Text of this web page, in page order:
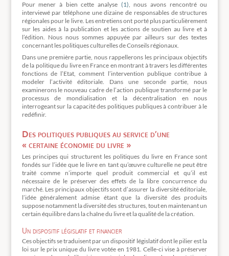
Pour mener à bien cette analyse (1), nous avons rencontré ou
interviewé par téléphone une dizaine de responsables de structures
régionales pour le livre. Les entretiens ont porté plus particulièrement
sur les aides à la publication et les actions de soutien au livre et à
l’édition. Nous nous sommes appuyée par ailleurs sur des textes
concernant les politiques culturelles de Conseils régionaux.
Dans une première partie, nous rappellerons les principaux objectifs
de la politique du livre en France en montrant à travers les différentes
fonctions de l’Etat, comment l’intervention publique contribue à
modeler l’activité éditoriale. Dans une seconde partie, nous
examinerons le nouveau cadre de l’action publique transformé par le
processus de mondialisation et la décentralisation en nous
interrogeant sur la capacité des politiques publiques à contribuer à le
redéfinir.
Des politiques publiques au service d’une
« certaine économie du livre »
Les principes qui structurent les politiques du livre en France sont
fondés sur l’idée que le livre en tant qu’œuvre culturelle ne peut être
traité comme n’importe quel produit commercial et qu’il est
nécessaire de le préserver des effets de la libre concurrence du
marché. Les principaux objectifs sont d’assurer la diversité éditoriale,
l’idée généralement admise étant que la diversité des produits
suppose notamment la diversité des structures, tout en maintenant un
certain équilibre dans la chaîne du livre et la qualité de la création.
Un dispositif législatif et financier
Ces objectifs se traduisent par un dispositif législatif dont le pilier est la
loi sur le prix unique du livre votée en 1981. Celle-ci vise à préserver